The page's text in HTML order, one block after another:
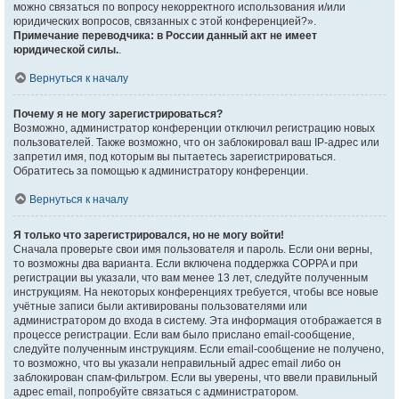
можно связаться по вопросу некорректного использования и/или
юридических вопросов, связанных с этой конференцией?».
Примечание переводчика: в России данный акт не имеет
юридической силы..
Вернуться к началу
Почему я не могу зарегистрироваться?
Возможно, администратор конференции отключил регистрацию новых
пользователей. Также возможно, что он заблокировал ваш IP-адрес или
запретил имя, под которым вы пытаетесь зарегистрироваться.
Обратитесь за помощью к администратору конференции.
Вернуться к началу
Я только что зарегистрировался, но не могу войти!
Сначала проверьте свои имя пользователя и пароль. Если они верны,
то возможны два варианта. Если включена поддержка COPPA и при
регистрации вы указали, что вам менее 13 лет, следуйте полученным
инструкциям. На некоторых конференциях требуется, чтобы все новые
учётные записи были активированы пользователями или
администратором до входа в систему. Эта информация отображается в
процессе регистрации. Если вам было прислано email-сообщение,
следуйте полученным инструкциям. Если email-сообщение не получено,
то возможно, что вы указали неправильный адрес email либо он
заблокирован спам-фильтром. Если вы уверены, что ввели правильный
адрес email, попробуйте связаться с администратором.